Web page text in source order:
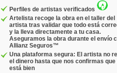
Perfiles de artistas verificados
Artelista recoge la obra en el taller del
artista tras validar que todo está
y la lleva directamente a tu casa.
Aseguramos la obra durante el envío
Allianz Seguros™
Una plataforma segura: El artista no
el dinero hasta que nos confirmas que
está bien